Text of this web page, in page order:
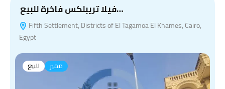
فيلا تريبلكس فاخرة للبيع…
Fifth Settlement, Districts of El Tagamoa El Khames, Cairo,
Egypt
للبيع مميز